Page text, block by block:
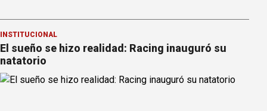
INSTITUCIONAL
El sueño se hizo realidad: Racing inauguró su
natatorio